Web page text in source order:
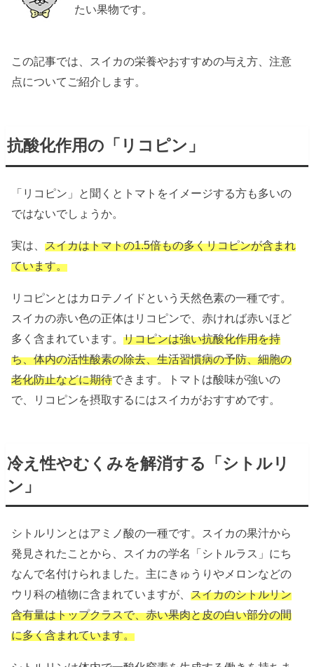
たい果物です。
この記事では、スイカの栄養やおすすめの与え方、注意
点についてご紹介します。
抗酸化作用の「リコピン」
「リコピン」と聞くとトマトをイメージする方も多いの
ではないでしょうか。
実は、スイカはトマトの1.5倍もの多くリコピンが含まれ
ています。
リコピンとはカロテノイドという天然色素の一種です。
スイカの赤い色の正体はリコピンで、赤ければ赤いほど
多く含まれています。リコピンは強い抗酸化作用を持
ち、体内の活性酸素の除去、生活習慣病の予防、細胞の
老化防止などに期待できます。
トマトは酸味が強いの
で、リコピンを摂取するにはスイカがおすすめです。
冷え性やむくみを解消する「シトルリ
ン」
シトルリンとはアミノ酸の一種です。 スイカの果汁から
発見されたことから、スイカの学名「シトルラス」にち
なんで名付けられました。 主にきゅうりやメロンなどの
ウリ科の植物に含まれていますが、スイカのシトルリン
含有量はトップクラスで、赤い果肉と皮の白い部分の間
に多く含まれています。